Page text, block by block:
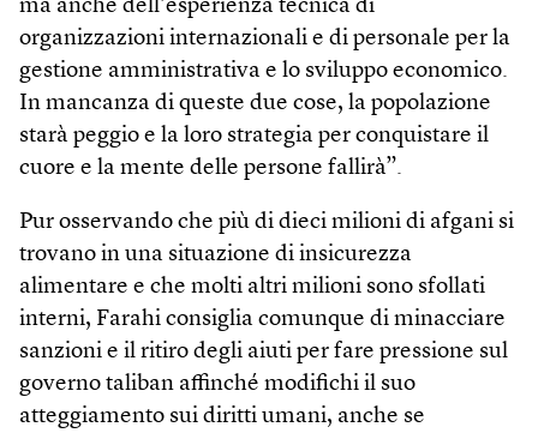
ma anche dell’esperienza tecnica di
organizzazioni internazionali e di personale per la
gestione amministrativa e lo sviluppo economico.
In mancanza di queste due cose, la popolazione
starà peggio e la loro strategia per conquistare il
cuore e la mente delle persone fallirà”.
Pur osservando che più di dieci milioni di afgani si
trovano in una situazione di insicurezza
alimentare e che molti altri milioni sono sfollati
interni, Farahi consiglia comunque di minacciare
sanzioni e il ritiro degli aiuti per fare pressione sul
governo taliban affinché modifichi il suo
atteggiamento sui diritti umani, anche se